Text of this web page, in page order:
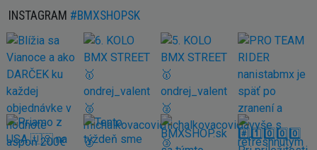
INSTAGRAM #BMXSHOPSK